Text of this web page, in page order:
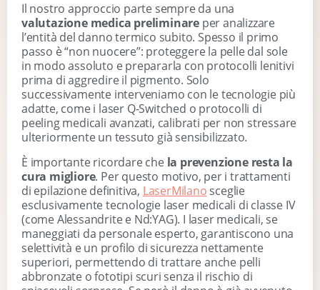
Il nostro approccio parte sempre da una
valutazione medica preliminare per analizzare
l’entità del danno termico subito. Spesso il primo
passo è “non nuocere”: proteggere la pelle dal sole
in modo assoluto e prepararla con protocolli lenitivi
prima di aggredire il pigmento. Solo
successivamente interveniamo con le tecnologie più
adatte, come i laser Q-Switched o protocolli di
peeling medicali avanzati, calibrati per non stressare
ulteriormente un tessuto già sensibilizzato.
È importante ricordare che la prevenzione resta la
cura migliore. Per questo motivo, per i trattamenti
di epilazione definitiva, LaserMilano sceglie
esclusivamente tecnologie laser medicali di classe IV
(come Alessandrite e Nd:YAG). I laser medicali, se
maneggiati da personale esperto, garantiscono una
selettività e un profilo di sicurezza nettamente
superiori, permettendo di trattare anche pelli
abbronzate o fototipi scuri senza il rischio di